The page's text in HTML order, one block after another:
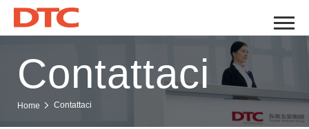
Contattaci
Home Contattaci